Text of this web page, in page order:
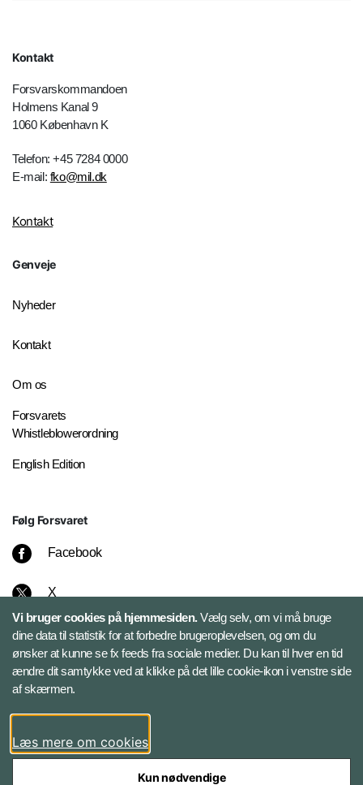
Kontakt
Forsvarskommandoen
Holmens Kanal 9
1060 København K
Telefon: +45 7284 0000
E-mail: fko@mil.dk
Kontakt
Genveje
Nyheder
Kontakt
Om os
Forsvarets
Whistleblowerordning
English Edition
Følg Forsvaret
Facebook
X
Instagram
Bluesky
LinkedIn
Vi bruger cookies på hjemmesiden.Vælg selv, om vi må bruge
dine data til statistik for at forbedre brugeroplevelsen, og om du
ønsker at kunne se fx feeds fra sociale medier. Du kan til hver en tid
ændre dit samtykke ved at klikke på det lille cookie-ikon i venstre side
af skærmen.
Læs mere om cookies
Kun nødvendige